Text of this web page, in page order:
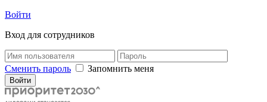
Войти
Вход для сотрудников
Сменить пароль Запомнить меня